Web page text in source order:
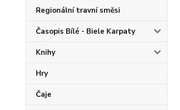
Regionální travní směsi
Časopis Bílé - Biele Karpaty
Knihy
Hry
Čaje